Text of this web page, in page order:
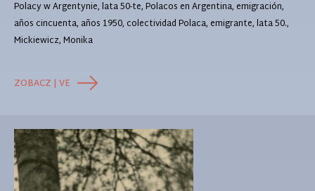
Polacy w Argentynie, lata 50-te, Polacos en Argentina, emigración,
años cincuenta, años 1950, colectividad Polaca, emigrante, lata 50.,
Mickiewicz, Monika
ZOBACZ | VE